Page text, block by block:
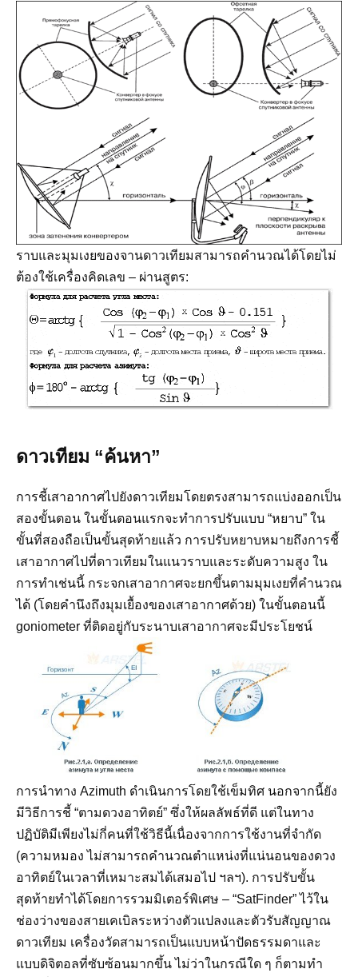
ราบและมุมเงยของจานดาวเทียมสามารถคำนวณได้โดยไม่
ต้องใช้เครื่องคิดเลข – ผ่านสูตร:
ดาวเทียม “ค้นหา”
การชี้เสาอากาศไปยังดาวเทียมโดยตรงสามารถแบ่งออกเป็น
สองขั้นตอน ในขั้นตอนแรกจะทำการปรับแบบ “หยาบ” ใน
ขั้นที่สองถือเป็นขั้นสุดท้ายแล้ว การปรับหยาบหมายถึงการชี้
เสาอากาศไปที่ดาวเทียมในแนวราบและระดับความสูง ใน
การทำเช่นนี้ กระจกเสาอากาศจะยกขึ้นตามมุมเงยที่คำนวณ
ได้ (โดยคำนึงถึงมุมเยื้องของเสาอากาศด้วย) ในขั้นตอนนี้
goniometer ที่ติดอยู่กับระนาบเสาอากาศจะมีประโยชน์
การนำทาง Azimuth ดำเนินการโดยใช้เข็มทิศ นอกจากนี้ยัง
มีวิธีการชี้ “ตามดวงอาทิตย์” ซึ่งให้ผลลัพธ์ที่ดี แต่ในทาง
ปฏิบัติมีเพียงไม่กี่คนที่ใช้วิธีนี้เนื่องจากการใช้งานที่จำกัด
(ความหมอง ไม่สามารถคำนวณตำแหน่งที่แน่นอนของดวง
อาทิตย์ในเวลาที่เหมาะสมได้เสมอไป ฯลฯ). การปรับขั้น
สุดท้ายทำได้โดยการรวมมิเตอร์พิเศษ – “SatFinder” ไว้ใน
ช่องว่างของสายเคเบิลระหว่างตัวแปลงและตัวรับสัญญาณ
ดาวเทียม เครื่องวัดสามารถเป็นแบบหน้าปัดธรรมดาและ
แบบดิจิตอลที่ซับซ้อนมากขึ้น ไม่ว่าในกรณีใด ๆ ก็ตามทำ